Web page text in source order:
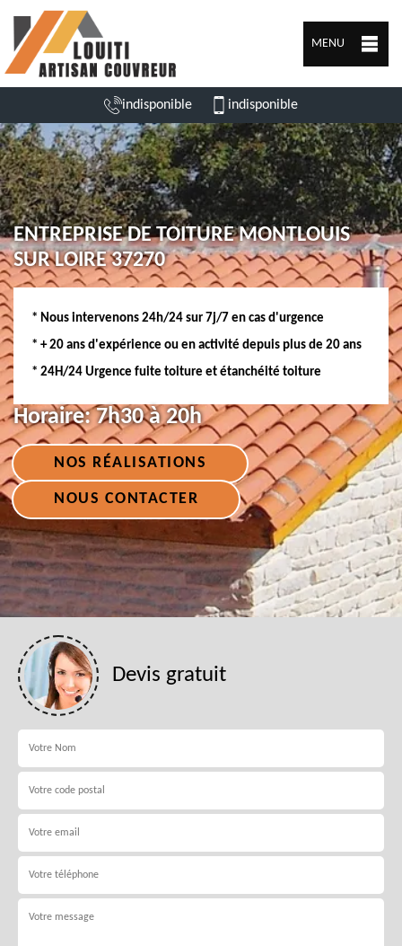
MENU
indisponible indisponible
ENTREPRISE DE TOITURE MONTLOUIS
SUR LOIRE 37270
* Nous intervenons 24h/24 sur 7j/7 en cas d'urgence
* + 20 ans d'expérience ou en activité depuis plus de 20 ans
* 24H/24 Urgence fuite toiture et étanchéité toiture
Horaire:7h30 à 20h
NOS RÉALISATIONS
NOUS CONTACTER
Devis gratuit